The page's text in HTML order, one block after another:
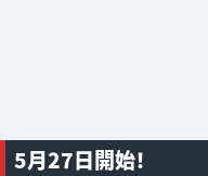
5月27日開始！